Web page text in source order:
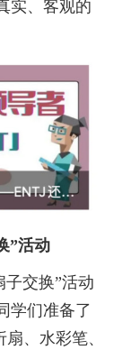
实、客观的
”活动
交换”活动
学们准备了
、水彩笔、